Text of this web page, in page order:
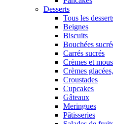
Desserts
Tous les
Beignes
Biscuits
Bouchées
Carrés sucrés
Crèmes et
Crèmes
Croustades
Cupcakes
Gâteaux
Meringues
Pâtisseries